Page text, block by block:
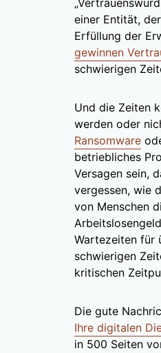
einer Entität,
Erfüllung der
gewinnen
schwierigen
Und die Zeiten
werden oder
Ransomware
betriebliches
Versagen sein,
vergessen, wie
von Menschen
Wartezeiten für
schwierigen
kritischen
Die gute
Ihre digitalen
in 500 Seiten